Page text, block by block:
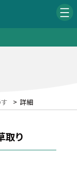
> 詳細
取り